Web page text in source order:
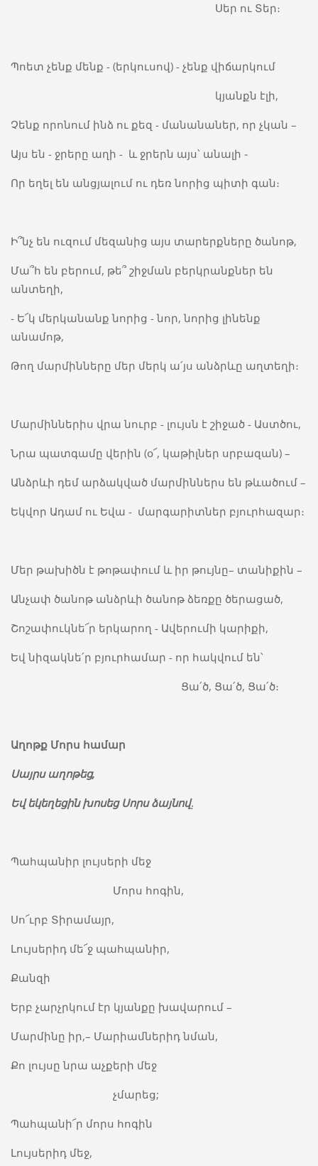
Սեր ու Տեր։
Պոետ չենք մենք - (երկուսով) - չենք վիճարկում
կյանքն էլի,
Չենք որոնում ինձ ու քեզ - մանանաներ, որ չկան –
Այս են - ջրերը աղի - և ջրերն այս՝ անալի ֊
Որ եղել են անցյալում ու դեռ նորից պիտի գան։
Ի՞նչ են ուզում մեզանից այս տարերքները ծանոթ,
Մա՞հ են բերում, թե՞ շիջման բերկրանքներ են
անտեղի,
- Ե՜կ մերկանանք նորից - նոր, նորից լինենք
անամոթ,
Թող մարմինները մեր մերկ ա՛յս անձրևը աղտեղի։
Մարմիններիս վրա նուրբ - լույսն է շիջած - Աստծու,
Նրա պատգամը վերին (օ՜, կաթիլներ սրբազան) –
Անձրևի դեմ արձակված մարմիններս են թևածում –
Եկվոր Ադամ ու Եվա - մարգարիտներ բյուրհազար։
Մեր թախիծն է թոթափում և իր թույնը– տանիքին –
Անչափ ծանոթ անձրևի ծանոթ ձեռքը ծերացած,
Շոշափուկնե՜ր երկարող - Ավերումի կարիքի,
Եվ նիզակնե՛ր բյուրհամար - որ հակվում են՝
Ցա՛ծ, Ցա՛ծ, Ցա՛ծ։
Աղոթք Մորս համար
Սայրս աղոթեց,
Եվ եկեղեցին խոսեց Սորս ձայնով։
Պահպանիր լույսերի մեջ
Մորս հոգին,
Սո՜ւրբ Տիրամայր,
Լույսերիդ մե՜ջ պահպանիր,
Քանզի
Երբ չարչրկում էր կյանքը խավարում –
Մարմինը իր,– Մարիամներիդ նման,
Քո լույսը նրա աչքերի մեջ
չմարեց;
Պահպանի՜ր մորս հոգին
Լույսերիդ մեջ,